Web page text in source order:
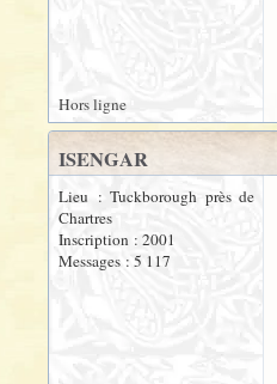
Hors ligne
ISENGAR
Lieu : Tuckborough près de
Chartres
Inscription : 2001
Messages : 5 117